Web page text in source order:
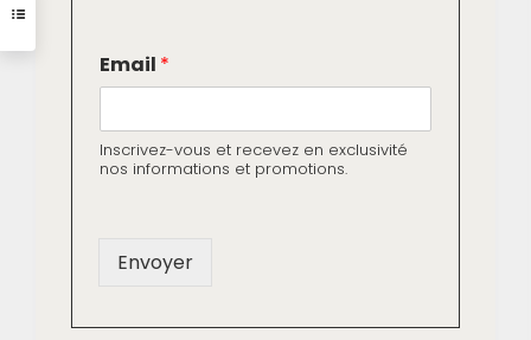
250€ d'achat
Paiement sécurisé (CB ou
E
m
i
l
Email *
Inscrivez-vous et recevez en exclusivité
nos informations et promotions.
Envoyer